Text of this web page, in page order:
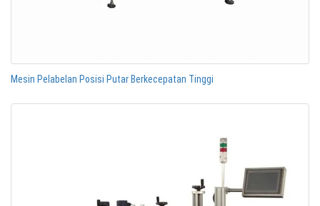
Mesin Pelabelan Posisi Putar Berkecepatan Tinggi